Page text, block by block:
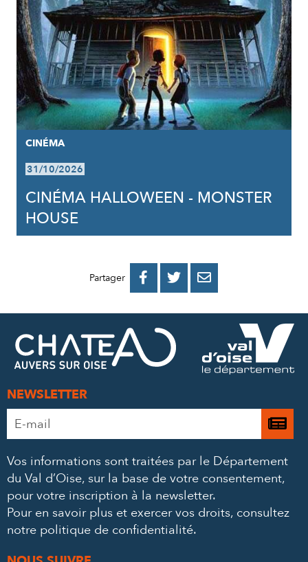
CINÉMA
31/10/2026
CINÉMA HALLOWEEN - MONSTER
HOUSE
Partager 
PARTAGER
FACEBOOK
PARTAGER
PARTAGER
MAIL
NEWSLETTER
Adresse
e-
*
Je
à
Vos informations sont traitées par le Département
du Val d’Oise, sur la base de votre consentement,
pour votre inscription à la newsletter.
Pour en savoir plus et exercer vos droits, consultez
notre politique de confidentialité.